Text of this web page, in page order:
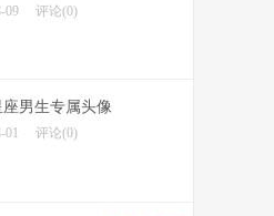
09 评论(0)
男生专属头像
01 评论(0)